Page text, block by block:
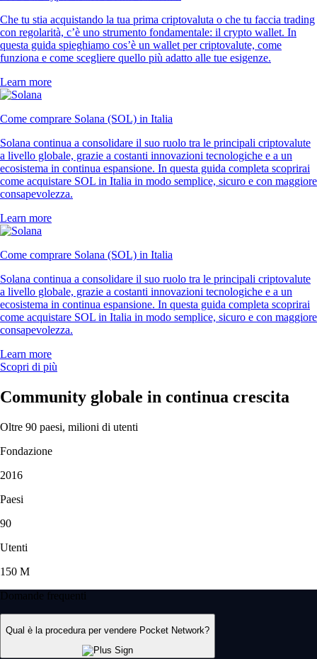
Che tu stia acquistando la tua prima criptovaluta o che tu faccia trading
con regolarità, c’è uno strumento fondamentale: il crypto wallet. In
questa guida spieghiamo cos’è un wallet per criptovalute, come
funziona e come scegliere quello più adatto alle tue esigenze.
Learn more
Come comprare Solana (SOL) in Italia
Solana continua a consolidare il suo ruolo tra le principali criptovalute
a livello globale, grazie a costanti innovazioni tecnologiche e a un
ecosistema in continua espansione. In questa guida completa scoprirai
come acquistare SOL in Italia in modo semplice, sicuro e con maggiore
consapevolezza.
Learn more
Come comprare Solana (SOL) in Italia
Solana continua a consolidare il suo ruolo tra le principali criptovalute
a livello globale, grazie a costanti innovazioni tecnologiche e a un
ecosistema in continua espansione. In questa guida completa scoprirai
come acquistare SOL in Italia in modo semplice, sicuro e con maggiore
consapevolezza.
Learn more
Scopri di più
Community globale in continua crescita
Oltre 90 paesi, milioni di utenti
Fondazione
2016
Paesi
90
Utenti
150 M
Domande frequenti
Qual è la procedura per vendere Pocket Network?